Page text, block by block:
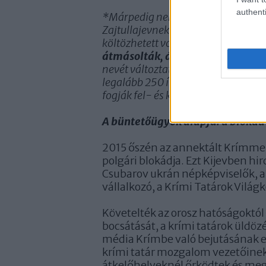
*Márpedig nem kevés ilyen ügyről
Zajtullajevnek ennyiszer kellett
költözhetett volna a bíróságra, de
átmásolták, átschmittelték
a
nevét változtatték eg benne, aki
legalább 250 ítélet szerepel az
fogják fel- és kihasználni
A büntetőügyek alapja: a blokád
2015 őszén az annektált
polgári blokádja. Ezt Kijevben
Csubarov ukrán népképviselők,
vállalkozó, a Krími Tatárok
Követelték az orosz
bocsátását, a krími tatárok
média Krímbe való bejutásának
krími tatár mozgalom